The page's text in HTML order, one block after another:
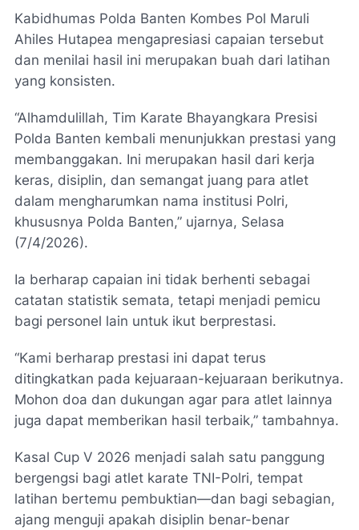
Kabidhumas Polda Banten Kombes Pol Maruli
Ahiles Hutapea mengapresiasi capaian tersebut
dan menilai hasil ini merupakan buah dari latihan
yang konsisten.
“Alhamdulillah, Tim Karate Bhayangkara Presisi
Polda Banten kembali menunjukkan prestasi yang
membanggakan. Ini merupakan hasil dari kerja
keras, disiplin, dan semangat juang para atlet
dalam mengharumkan nama institusi Polri,
khususnya Polda Banten,” ujarnya, Selasa
(7/4/2026).
Ia berharap capaian ini tidak berhenti sebagai
catatan statistik semata, tetapi menjadi pemicu
bagi personel lain untuk ikut berprestasi.
“Kami berharap prestasi ini dapat terus
ditingkatkan pada kejuaraan-kejuaraan berikutnya.
Mohon doa dan dukungan agar para atlet lainnya
juga dapat memberikan hasil terbaik,” tambahnya.
Kasal Cup V 2026 menjadi salah satu panggung
bergengsi bagi atlet karate TNI-Polri, tempat
latihan bertemu pembuktian—dan bagi sebagian,
ajang menguji apakah disiplin benar-benar